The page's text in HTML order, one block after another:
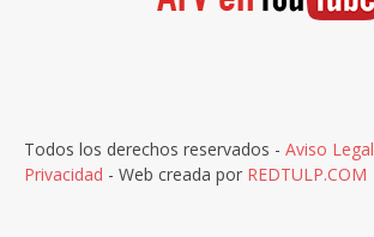
Todos los derechos reservados - Aviso Legal
Privacidad - Web creada por REDTULP.COM